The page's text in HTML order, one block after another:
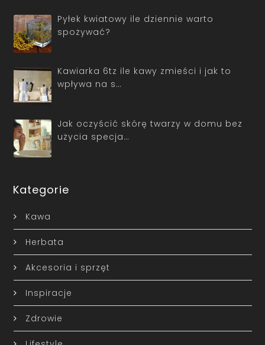
Pyłek kwiatowy ile dziennie warto
spożywać?
Kawiarka 6tz ile kawy zmieści i jak to
wpływa na s…
Jak oczyścić skórę twarzy w domu bez
użycia specja…
Kategorie
Kawa
Herbata
Akcesoria i sprzęt
Inspiracje
Zdrowie